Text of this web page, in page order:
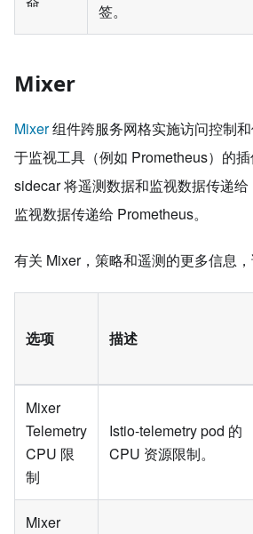
签。
Mixer
Mixer组件跨服务网格实施访问控制
于监视工具（例如 Prometheus）的
sidecar 将遥测数据和监视数据传递
监视数据传递给 Prometheus。
有关 Mixer，策略和遥测的更多信息
选项 描述
Mixer
Telemetry
CPU 限
制
Istio-telemetry pod 的
CPU 资源限制。
Mixer